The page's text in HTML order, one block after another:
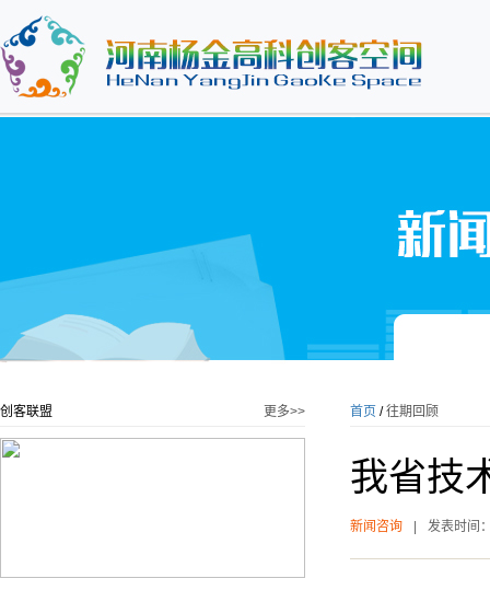
更多>>
创客联盟 首页 /往期回顾
我省技
新闻咨询 发表时间